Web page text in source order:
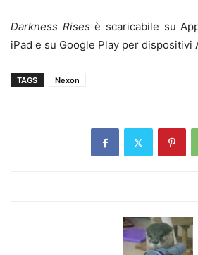
Darkness Rises è scaricabile su
iPad e su Google Play per dispositivi
TAGS Nexon